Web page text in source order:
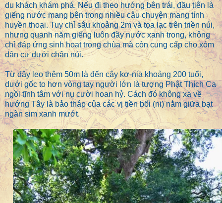
du khách khám phá. Nếu đi theo hướng bên trái, đầu tiên là
giếng nước mang bên trong nhiều câu chuyện mang tính
huyền thoại. Tuy chỉ sâu khoảng 2m và tọa lạc trên triền núi,
nhưng quanh năm giếng luôn đầy nước xanh trong, không
chỉ đáp ứng sinh hoạt trong chùa mà còn cung cấp cho xóm
dân cư dưới chân núi.
Từ đây leo thêm 50m là đến cây kơ-nia khoảng 200 tuổi,
dưới gốc to hơn vòng tay người lớn là tượng Phật Thích Ca
ngồi tĩnh tâm với nụ cười hoan hỷ. Cách đó không xa về
hướng Tây là bảo tháp của các vị tiền bối (ni) nằm giữa bạt
ngàn sim xanh mướt.